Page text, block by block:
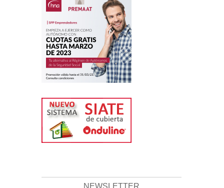
NEWSLETTER